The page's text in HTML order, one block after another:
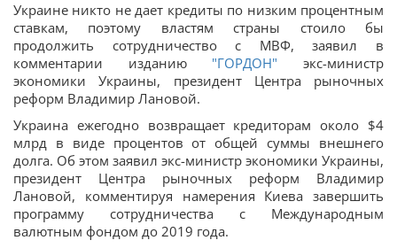
Украине никто не дает кредиты по низким процентным
ставкам, поэтому властям страны стоило бы
продолжить сотрудничество с МВФ, заявил в
комментарии изданию "ГОРДОН" экс-министр
экономики Украины, президент Центра рыночных
реформ Владимир Лановой.
Украина ежегодно возвращает кредиторам около $4
млрд в виде процентов от общей суммы внешнего
долга. Об этом заявил экс-министр экономики Украины,
президент Центра рыночных реформ Владимир
Лановой, комментируя намерения Киева завершить
программу сотрудничества с Международным
валютным фондом до 2019 года.